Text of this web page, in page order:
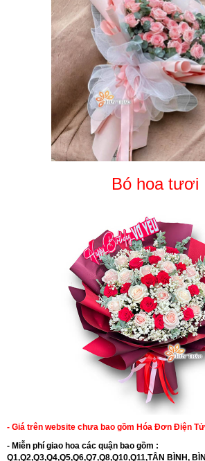
Bó hoa tươi
- Giá trên website chưa bao gồm Hóa Đơn Điện Tử
- Miễn phí giao hoa các quận bao gồm :
Q1,Q2,Q3,Q4,Q5,Q6,Q7,Q8,Q10,Q11,TÂN BÌNH,